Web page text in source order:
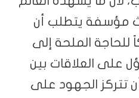
مؤسفة يتطلب أن
للحاجة الملحة إلى
على العلاقات بين
تتركز الجهود على